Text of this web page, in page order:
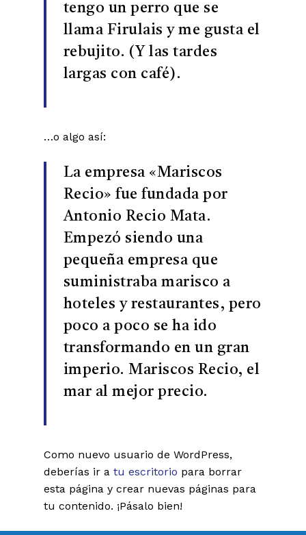
tengo un perro que se
llama Firulais y me gusta el
rebujito. (Y las tardes
largas con café).
…o algo así:
La empresa «Mariscos
Recio» fue fundada por
Antonio Recio Mata.
Empezó siendo una
pequeña empresa que
suministraba marisco a
hoteles y restaurantes, pero
poco a poco se ha ido
transformando en un gran
imperio. Mariscos Recio, el
mar al mejor precio.
Como nuevo usuario de WordPress,
deberías ir a tu escritorio para borrar
esta página y crear nuevas páginas para
tu contenido. ¡Pásalo bien!